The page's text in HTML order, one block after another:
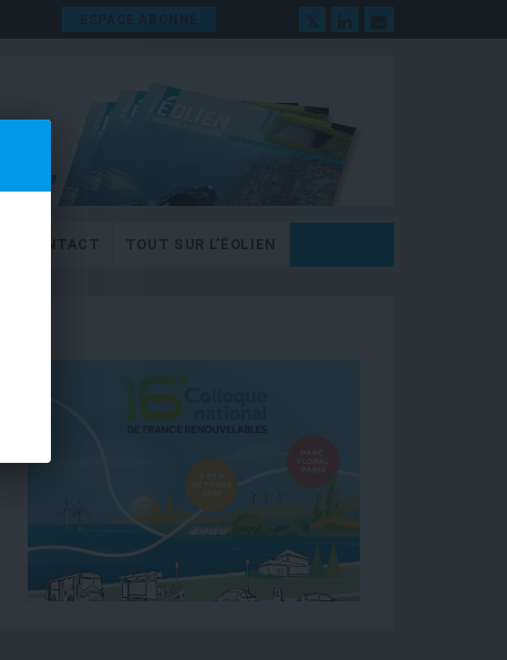
ESPACE ABONNÉ
CONTACT TOUT SUR L’ÉOLIEN